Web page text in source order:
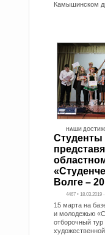
Камышинском
НАШИ
Студенты
Волге –
4467 • 18.03.2019
15 марта на
и молодежью
отборочный тур